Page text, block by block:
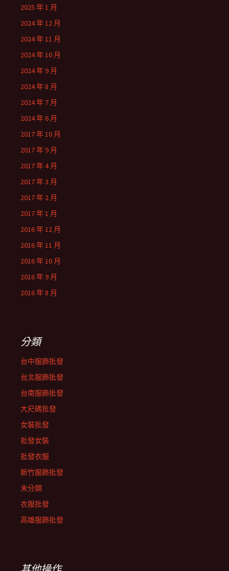
2025 年 1 月
2024 年 12 月
2024 年 11 月
2024 年 10 月
2024 年 9 月
2024 年 8 月
2024 年 7 月
2024 年 6 月
2017 年 10 月
2017 年 9 月
2017 年 4 月
2017 年 3 月
2017 年 2 月
2017 年 1 月
2016 年 12 月
2016 年 11 月
2016 年 10 月
2016 年 9 月
2016 年 8 月
分類
台中服飾批發
台北服飾批發
台南服飾批發
大尺碼批發
女裝批發
批發女裝
批發衣服
新竹服飾批發
未分類
衣服批發
高雄服飾批發